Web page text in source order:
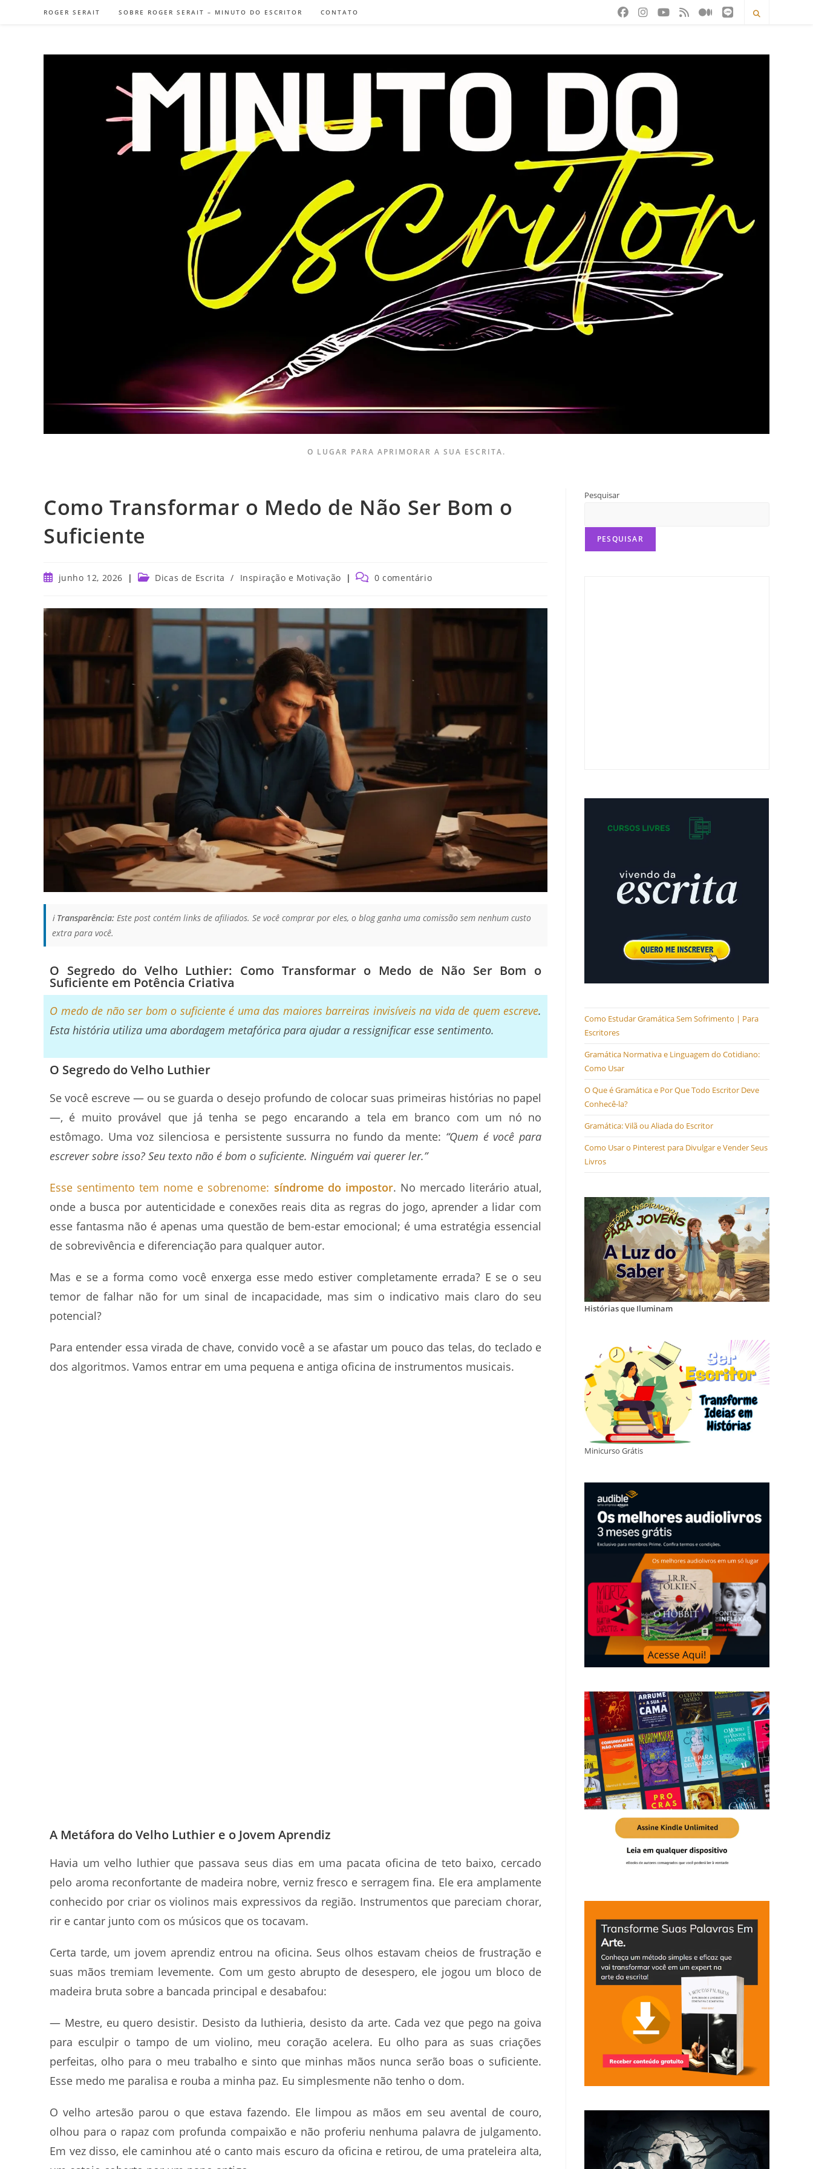
ROGER SERAIT SOBRE ROGER SERAIT – MINUTO DO ESCRITOR CONTATO
O LUGAR PARA APRIMORAR A SUA ESCRITA.
Como Transformar o Medo de Não Ser Bom o
Suficiente
junho 12, 2026 Dicas de Escrita / Inspiração e Motivação 0 comentário
ℹ️ Transparência: Este post contém links de afiliados. Se você comprar por eles, o blog ganha uma comissão sem nenhum custo
extra para você.
O Segredo do Velho Luthier: Como Transformar o Medo de Não Ser Bom o
Suficiente em Potência Criativa
O medo de não ser bom o suficiente é uma das maiores barreiras invisíveis na vida de quem escreve.
Esta história utiliza uma abordagem metafórica para ajudar a ressignificar esse sentimento.
O Segredo do Velho Luthier
Se você escreve — ou se guarda o desejo profundo de colocar suas primeiras histórias no papel
—, é muito provável que já tenha se pego encarando a tela em branco com um nó no
estômago. Uma voz silenciosa e persistente sussurra no fundo da mente: “Quem é você para
escrever sobre isso? Seu texto não é bom o suficiente. Ninguém vai querer ler.”
Esse sentimento tem nome e sobrenome: síndrome do impostor. No mercado literário atual,
onde a busca por autenticidade e conexões reais dita as regras do jogo, aprender a lidar com
esse fantasma não é apenas uma questão de bem-estar emocional; é uma estratégia essencial
de sobrevivência e diferenciação para qualquer autor.
Mas e se a forma como você enxerga esse medo estiver completamente errada? E se o seu
temor de falhar não for um sinal de incapacidade, mas sim o indicativo mais claro do seu
potencial?
Para entender essa virada de chave, convido você a se afastar um pouco das telas, do teclado e
dos algoritmos. Vamos entrar em uma pequena e antiga oficina de instrumentos musicais.
A Metáfora do Velho Luthier e o Jovem Aprendiz
Havia um velho luthier que passava seus dias em uma pacata oficina de teto baixo, cercado
pelo aroma reconfortante de madeira nobre, verniz fresco e serragem fina. Ele era amplamente
conhecido por criar os violinos mais expressivos da região. Instrumentos que pareciam chorar,
rir e cantar junto com os músicos que os tocavam.
Certa tarde, um jovem aprendiz entrou na oficina. Seus olhos estavam cheios de frustração e
suas mãos tremiam levemente. Com um gesto abrupto de desespero, ele jogou um bloco de
madeira bruta sobre a bancada principal e desabafou:
— Mestre, eu quero desistir. Desisto da luthieria, desisto da arte. Cada vez que pego na goiva
para esculpir o tampo de um violino, meu coração acelera. Eu olho para as suas criações
perfeitas, olho para o meu trabalho e sinto que minhas mãos nunca serão boas o suficiente.
Esse medo me paralisa e rouba a minha paz. Eu simplesmente não tenho o dom.
O velho artesão parou o que estava fazendo. Ele limpou as mãos em seu avental de couro,
olhou para o rapaz com profunda compaixão e não proferiu nenhuma palavra de julgamento.
Em vez disso, ele caminhou até o canto mais escuro da oficina e retirou, de uma prateleira alta,
Pesquisar
PESQUISAR
Como Estudar Gramática Sem Sofrimento | Para
Escritores
Gramática Normativa e Linguagem do Cotidiano:
Como Usar
O Que é Gramática e Por Que Todo Escritor Deve
Conhecê-la?
Gramática: Vilã ou Aliada do Escritor
Como Usar o Pinterest para Divulgar e Vender Seus
Livros
Histórias que Iluminam
Minicurso Grátis